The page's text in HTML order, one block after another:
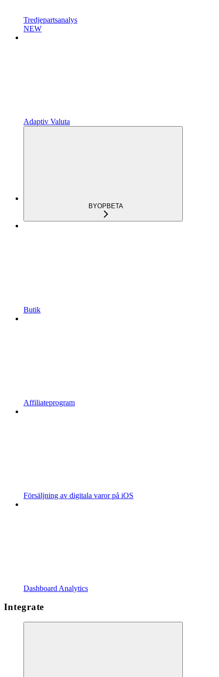
Tredjepartsanalys
NEW
Adaptiv Valuta
BYOPBETA
Butik
Affiliateprogram
Försäljning av digitala varor på iOS
Dashboard Analytics
Integrate